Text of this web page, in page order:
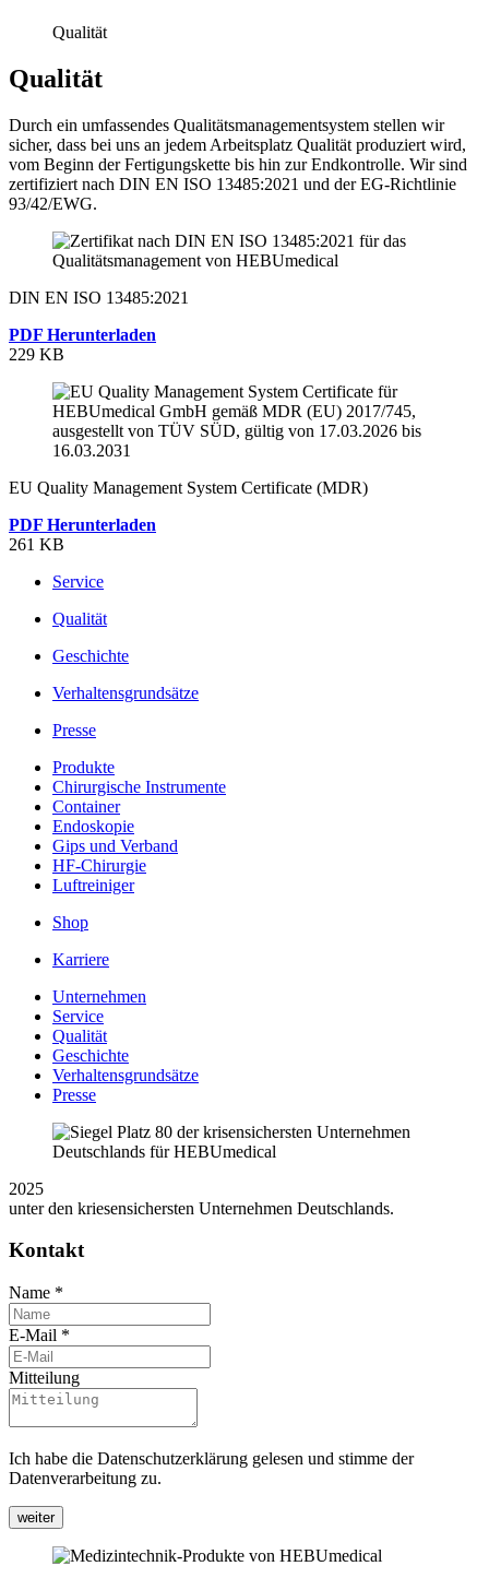
Qualität
Qualität
Durch ein umfassendes Qualitätsmanagementsystem stellen wir
sicher, dass bei uns an jedem Arbeitsplatz Qualität produziert wird,
vom Beginn der Fertigungskette bis hin zur Endkontrolle. Wir sind
zertifiziert nach DIN EN ISO 13485:2021 und der EG-Richtlinie
93/42/EWG.
DIN EN ISO 13485:2021
PDF Herunterladen
229 KB
EU Quality Management System Certificate (MDR)
PDF Herunterladen
261 KB
Service
Qualität
Geschichte
Verhaltensgrundsätze
Presse
Produkte
Chirurgische Instrumente
Container
Endoskopie
Gips und Verband
HF-Chirurgie
Luftreiniger
Shop
Karriere
Unternehmen
Service
Qualität
Geschichte
Verhaltensgrundsätze
Presse
2025
unter den kriesensichersten Unternehmen Deutschlands.
Kontakt
Name *
E-Mail *
Mitteilung
Ich habe die Datenschutzerklärung gelesen und stimme der
Datenverarbeitung zu.
weiter